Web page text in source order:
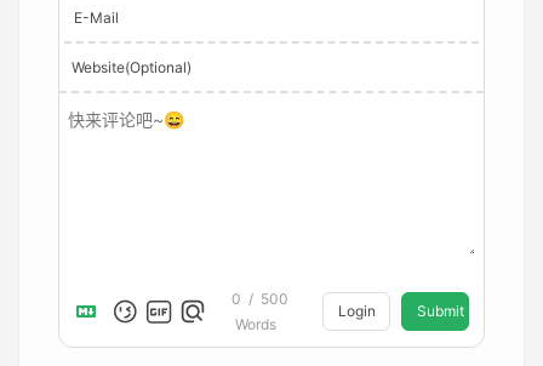
E-Mail
Website(Optional)
0 / 500
Words
Login Submit